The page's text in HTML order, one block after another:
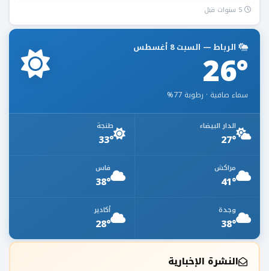
الرباط — السبت 8 أغسطس
26°
سماء صافية · رطوبة 77%
الدار البيضاء
27°
طنجة
33°
مراكش
41°
فاس
38°
وجدة
38°
أكادير
28°
النشرة الإخبارية